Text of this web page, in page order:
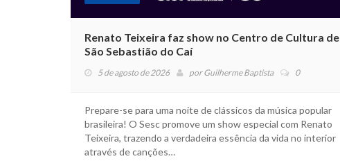
Renato Teixeira faz show no Centro de Cultura de
São Sebastião do Caí
5 de agosto de 2026 porGuilherme Baptista 0
Prepare-se para uma noite de clássicos da música popular
brasileira! O Sesc promove um show especial com Renato
Teixeira, trazendo a verdadeira essência da vida no interior
através de canções…